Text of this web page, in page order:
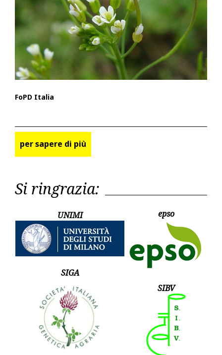
FoPD Italia
per sapere di più
Si ringrazia:
UNIMI
SIGA
epso
SIBV